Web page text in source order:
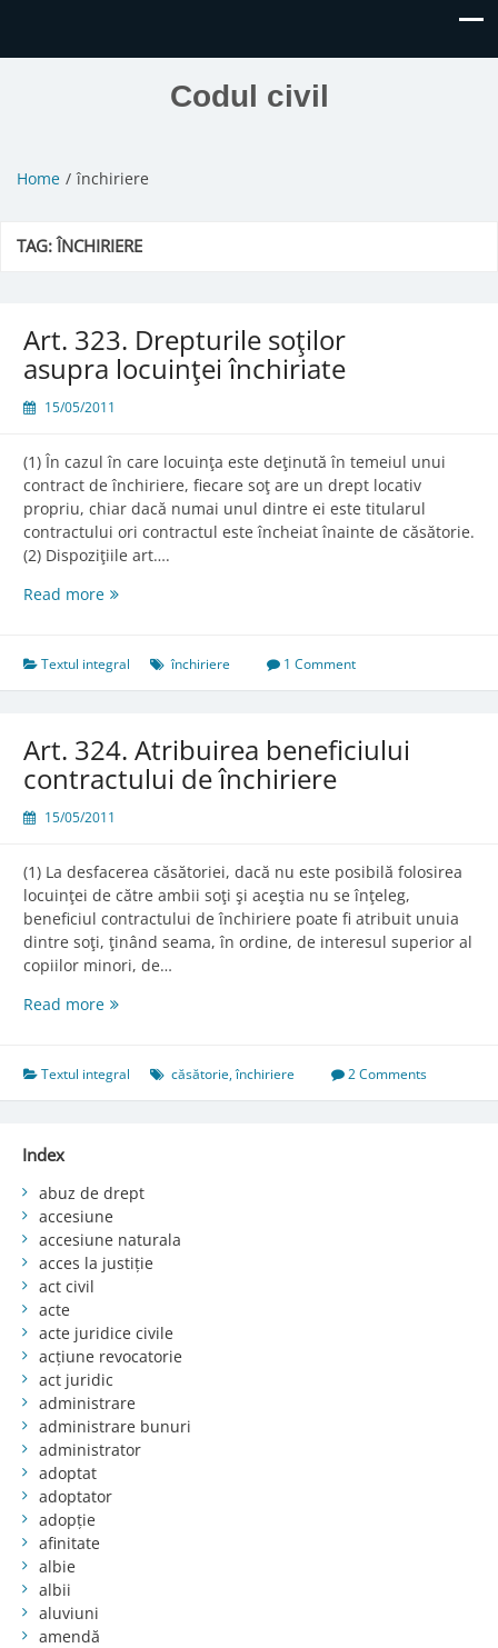
Codul civil
Home închiriere
TAG:ÎNCHIRIERE
Art. 323. Drepturile soţilor
asupra locuinţei închiriate
15/05/2011
(1) În cazul în care locuinţa este deţinută în temeiul unui
contract de închiriere, fiecare soţ are un drept locativ
propriu, chiar dacă numai unul dintre ei este titularul
contractului ori contractul este încheiat înainte de căsătorie.
(2) Dispoziţiile art….
Read moreArt.
soţilor
asupra
Textul integral închiriere 1 Comment
Art. 324. Atribuirea beneficiului
contractului de închiriere
15/05/2011
(1) La desfacerea căsătoriei, dacă nu este posibilă folosirea
locuinţei de către ambii soţi şi aceştia nu se înţeleg,
beneficiul contractului de închiriere poate fi atribuit unuia
dintre soţi, ţinând seama, în ordine, de interesul superior al
copiilor minori, de…
Read moreArt.
beneficiului
contractului
Textul integral căsătorie,închiriere 2 Comments
Index
abuz de drept
accesiune
accesiune naturala
acces la justiție
act civil
acte
acte juridice civile
acțiune revocatorie
act juridic
administrare
administrare bunuri
administrator
adoptat
adoptator
adopție
afinitate
albie
albii
aluviuni
amendă